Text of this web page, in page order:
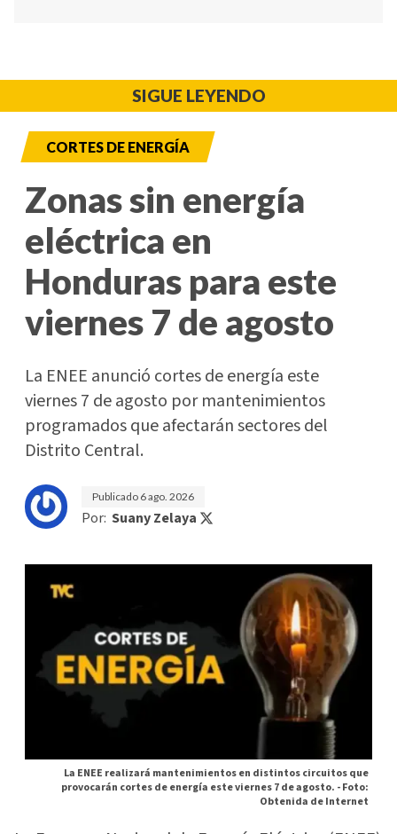
SIGUE LEYENDO
CORTES DE ENERGÍA
Zonas sin energía
eléctrica en
Honduras para este
viernes 7 de agosto
La ENEE anunció cortes de energía este
viernes 7 de agosto por mantenimientos
programados que afectarán sectores del
Distrito Central.
Publicado 6 ago. 2026
Por: Suany Zelaya
La ENEE realizará mantenimientos en distintos circuitos que
provocarán cortes de energía este viernes 7 de agosto. -Foto:
Obtenida de Internet